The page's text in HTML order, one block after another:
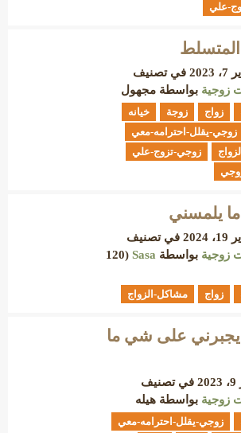
علي
في تصنيف
زوجية بواسطة مجهول
زواج زوجة
خيانه
زوجي-يقلل-احترامه-معي
زوجي-تزوج-علي
يلمسني
في تصنيف
زوجية بواسطة Sasa
(
120
زواج مشاكل-الزواج
على شي ما
في تصنيف
زوجية بواسطة هيله
زوجي-يقلل-احترامه-معي